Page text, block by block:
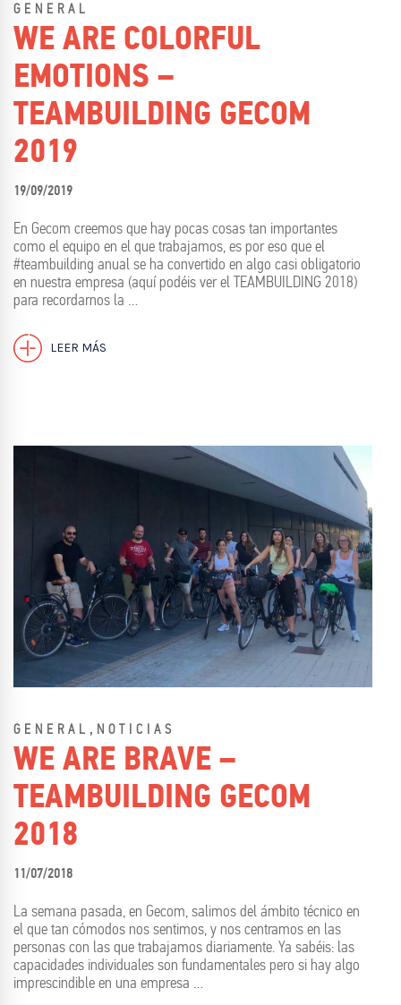
GENERAL
WE ARE COLORFUL
EMOTIONS –
TEAMBUILDING GECOM
2019
19/09/2019
En Gecom creemos que hay pocas cosas tan importantes
como el equipo en el que trabajamos, es por eso que el
#teambuilding anual se ha convertido en algo casi obligatorio
en nuestra empresa (aquí podéis ver el TEAMBUILDING 2018)
para recordarnos la …
LEER MÁS
GENERAL , NOTICIAS
WE ARE BRAVE –
TEAMBUILDING GECOM
2018
11/07/2018
La semana pasada, en Gecom, salimos del ámbito técnico en
el que tan cómodos nos sentimos, y nos centramos en las
personas con las que trabajamos diariamente. Ya sabéis: las
capacidades individuales son fundamentales pero si hay algo
imprescindible en una empresa …